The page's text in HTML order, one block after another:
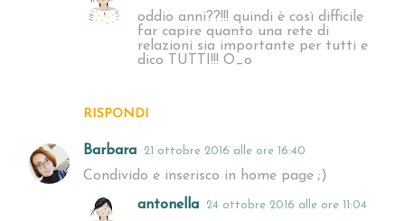
RISPONDI
oddio anni??!!! quindi è così difficile
far capire quanto una rete di
relazioni sia importante per tutti e
dico TUTTI!!! O_o
Barbara 21 ottobre 2016 alle ore 16:40
Condivido e inserisco in home page ;)
antonella 24 ottobre 2016 alle ore 11:04